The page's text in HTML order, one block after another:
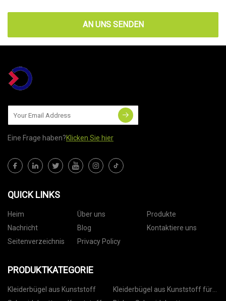
AN UNS SENDEN
Eine Frage haben?Klicken Sie hier
QUICK LINKS
Heim Über uns
Produkte
Nachricht
Blog
Kontaktiere uns
Seitenverzeichnis
Privacy Policy
PRODUKTKATEGORIE
Kleiderbügel aus Kunststoff
Kleiderbügel aus Kunststoff für